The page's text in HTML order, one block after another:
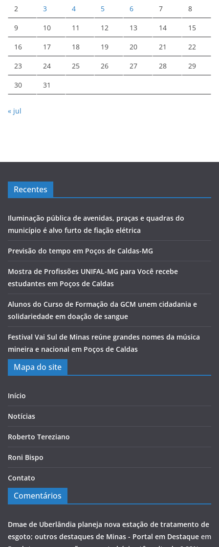
2 3 4 5 6 7 8
9 10 11 12 13 14 15
16 17 18 19 20 21 22
23 24 25 26 27 28 29
30 31
« jul
Recentes
Iluminação pública de avenidas, praças e quadras do
município é alvo furto de fiação elétrica
Previsão do tempo em Poços de Caldas-MG
Mostra de Profissões UNIFAL-MG para Você recebe
estudantes em Poços de Caldas
Alunos do Curso de Formação da GCM unem cidadania e
solidariedade em doação de sangue
Festival Vai Sul de Minas reúne grandes nomes da música
mineira e nacional em Poços de Caldas
Mapa do site
Início
Notícias
Roberto Tereziano
Roni Bispo
Contato
Comentários
Dmae de Uberlândia planeja nova estação de tratamento de
esgoto; outros destaques de Minas - Portal em Destaque em